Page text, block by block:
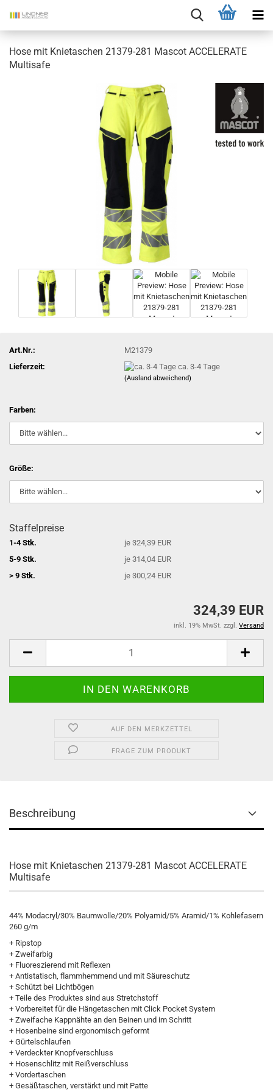
Hose mit Knietaschen 21379-281 Mascot ACCELERATE
Multisafe
Art.Nr.:
M21379
Lieferzeit:
ca. 3-4 Tage
(Ausland abweichend)
Farben:
Größe:
Staffelpreise
1-4 Stk.
je 324,39 EUR
5-9 Stk.
je 314,04 EUR
> 9 Stk.
je 300,24 EUR
324,39 EUR
inkl. 19% MwSt. zzgl. Versand
AUF DEN MERKZETTEL
FRAGE ZUM PRODUKT
Beschreibung
Hose mit Knietaschen 21379-281 Mascot ACCELERATE
Multisafe
44% Modacryl/30% Baumwolle/20% Polyamid/5% Aramid/1% Kohlefasern
260 g/m
+ Ripstop
+ Zweifarbig
+ Fluoreszierend mit Reflexen
+ Antistatisch, flammhemmend und mit Säureschutz
+ Schützt bei Lichtbögen
+ Teile des Produktes sind aus Stretchstoff
+ Vorbereitet für die Hängetaschen mit Click Pocket System
+ Zweifache Kappnähte an den Beinen und im Schritt
+ Hosenbeine sind ergonomisch geformt
+ Gürtelschlaufen
+ Verdeckter Knopfverschluss
+ Hosenschlitz mit Reißverschluss
+ Vordertaschen
+ Gesäßtaschen, verstärkt und mit Patte